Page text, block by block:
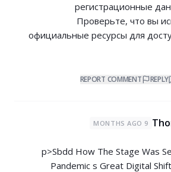
регистрационные
Проверьте, что вы
официальные ресурсы для
REPLY
REPORT COMMENT
9 MONTHS AGO
<p>Sbdd How The Stage Was
Pandemic s Great Digital